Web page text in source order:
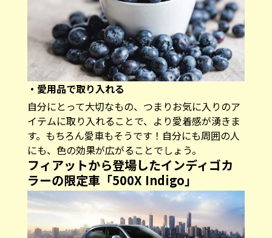
・愛用品で取り入れる
自分にとって大切なもの、つまりお気に入りのア
イテムに取り入れることで、より愛着感が湧きま
す。もちろん愛車もそうです！自分にも周囲の人
にも、色の効果が広がることでしょう。
フィアットから登場したインディゴカ
ラーの限定車「500X Indigo」